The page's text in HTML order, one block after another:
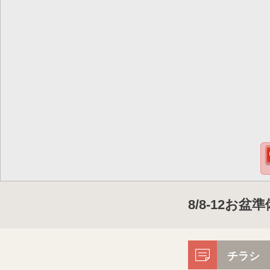
8/8-12お盆準
チラシ